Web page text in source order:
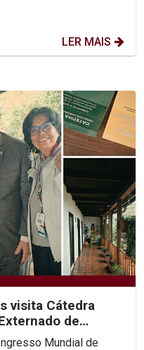
LER MAIS
visita Cátedra
de
Mundial de